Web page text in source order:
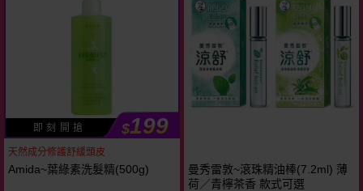
即 刻 開 搶 $199
天然成分修護舒緩頭皮
Amida~葉綠素洗髮精(500g)
曼秀雷敦~滾珠精油棒(7.2ml) 薄
荷／青檸茶香 款式可選